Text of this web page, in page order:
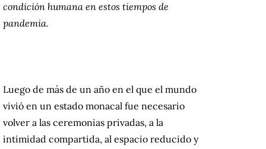
condición humana en estos tiempos de
pandemia.
Luego de más de un año en el que el mundo
vivió en un estado monacal fue necesario
volver a las ceremonias privadas, a la
intimidad compartida, al espacio reducido y